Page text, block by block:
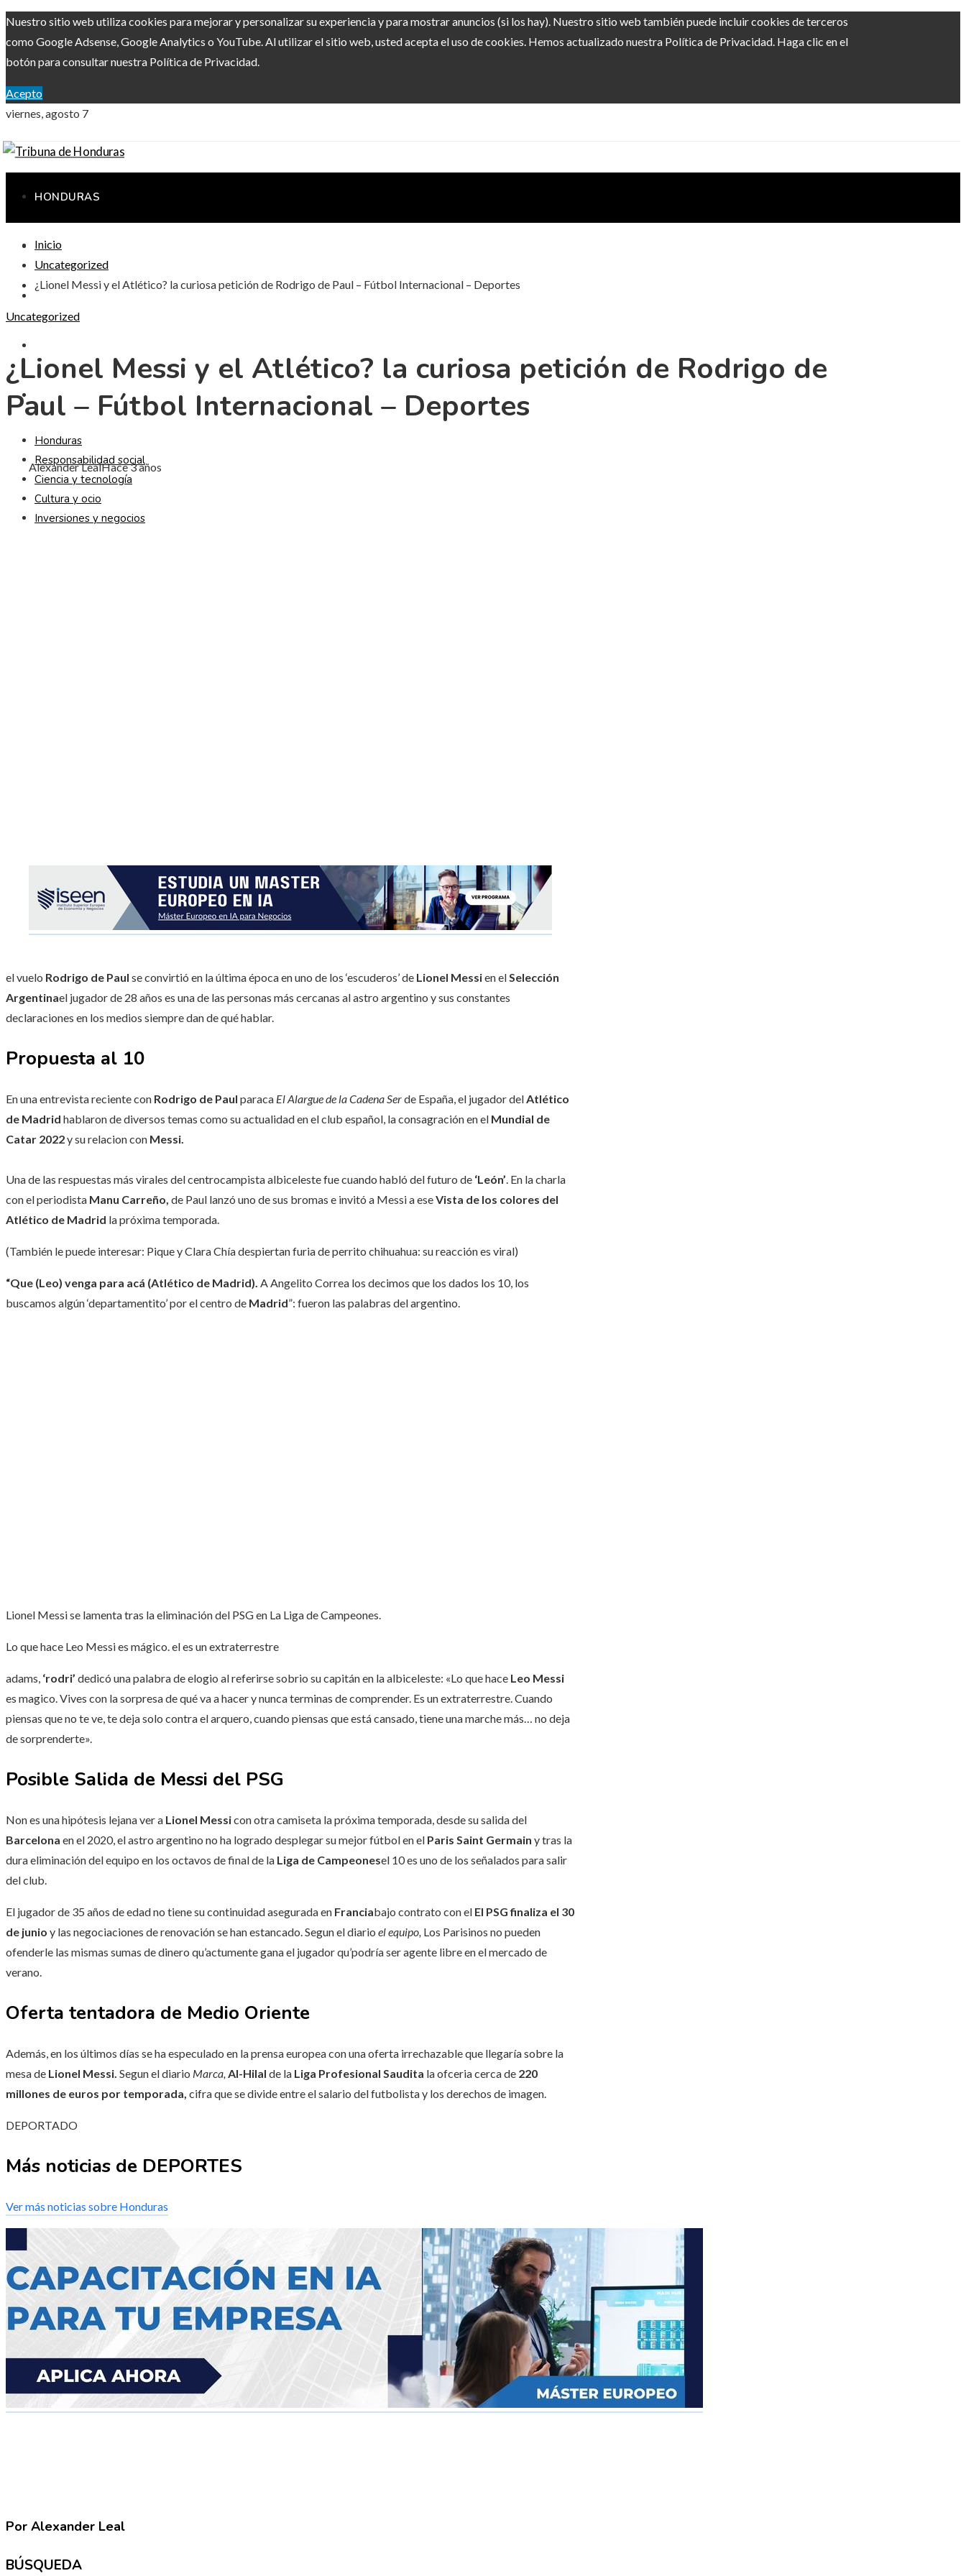
Nuestro sitio web utiliza cookies para mejorar y personalizar su experiencia y para mostrar anuncios (si los hay). Nuestro sitio web también puede incluir cookies de terceros
como Google Adsense, Google Analytics o YouTube. Al utilizar el sitio web, usted acepta el uso de cookies. Hemos actualizado nuestra Política de Privacidad. Haga clic en el
botón para consultar nuestra Política de Privacidad.
Acepto
viernes, agosto 7
HONDURAS
RESPONSABILIDAD SOCIAL
INVERSIONES Y NEGOCIOS
Honduras
Responsabilidad social
Ciencia y tecnología
Cultura y ocio
Inversiones y negocios
Inicio
Uncategorized
¿Lionel Messi y el Atlético? la curiosa petición de Rodrigo de Paul – Fútbol Internacional – Deportes
Uncategorized
¿Lionel Messi y el Atlético? la curiosa petición de Rodrigo de
Paul – Fútbol Internacional – Deportes
Alexander LealHace 3 años
el vuelo Rodrigo de Paul se convirtió en la última época en uno de los ‘escuderos’ de Lionel Messien elSelección
Argentinael jugador de 28 años es una de las personas más cercanas al astro argentino y sus constantes
declaraciones en los medios siempre dan de qué hablar.
Propuesta al 10
En una entrevista reciente con Rodrigo de Paul paraca El Alargue de la Cadena Serde España, el jugador delAtlético
de Madrid hablaron de diversos temas como su actualidad en el club español, la consagración en el Mundial de
Catar 2022y su relacion con Messi.
Una de las respuestas más virales del centrocampista albiceleste fue cuando habló del futuro de ‘León’. En la charla
con el periodista Manu Carreño, de Paul lanzó uno de sus bromas e invitó a Messi a eseVista de los colores del
Atlético de Madrid la próxima temporada.
(También le puede interesar: Pique y Clara Chía despiertan furia de perrito chihuahua: su reacción es viral)
“Que (Leo) venga para acá (Atlético de Madrid). A Angelito Correa los decimos que los dados los 10, los
buscamos algún ‘departamentito’ por el centro de Madrid”: fueron las palabras del argentino.
Lionel Messi se lamenta tras la eliminación del PSG en La Liga de Campeones.
Lo que hace Leo Messi es mágico. el es un extraterrestre
adams, ‘rodri’ dedicó una palabra de elogio al referirse sobrio su capitán en la albiceleste: «Lo que hace Leo Messi
es magico. Vives con la sorpresa de qué va a hacer y nunca terminas de comprender. Es un extraterrestre. Cuando
piensas que no te ve, te deja solo contra el arquero, cuando piensas que está cansado, tiene una marche más… no deja
de sorprenderte».
Posible Salida de Messi del PSG
Non es una hipótesis lejana ver a Lionel Messicon otra camiseta la próxima temporada, desde su salida del
Barcelona en el 2020, el astro argentino no ha logrado desplegar su mejor fútbol en el Paris Saint Germain y tras la
dura eliminación del equipo en los octavos de final de la Liga de Campeonesel 10 es uno de los señalados para salir
del club.
El jugador de 35 años de edad no tiene su continuidad asegurada en Franciabajo contrato con el El PSG finaliza el 30
de junio y las negociaciones de renovación se han estancado. Segun el diario el equipo, Los Parisinos no pueden
ofenderle las mismas sumas de dinero qu’actumente gana el jugador qu’podría ser agente libre en el mercado de
verano.
Oferta tentadora de Medio Oriente
Además, en los últimos días se ha especulado en la prensa europea con una oferta irrechazable que llegaría sobre la
mesa de Lionel Messi. Segun el diario Marca, Al-Hilal de la Liga Profesional Saudita la ofceria cerca de 220
millones de euros por temporada, cifra que se divide entre el salario del futbolista y los derechos de imagen.
DEPORTADO
Más noticias de DEPORTES
Ver más noticias sobre Honduras
Por Alexander Leal
BÚSQUEDA